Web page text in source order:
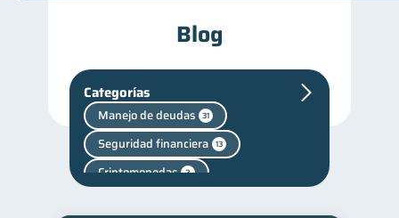
Blog
Categorías
Manejo de deudas 31
Seguridad financiera 13
Criptomonedas 2